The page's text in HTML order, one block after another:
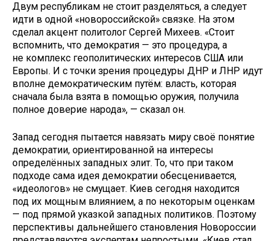
Двум республикам не стоит разделяться, а следует
идти в одной «новороссийской» связке. На этом
сделал акцент политолог Сергей Михеев. «Стоит
вспомнить, что демократия — это процедура, а
не комплекс геополитических интересов США или
Европы. И с точки зрения процедуры ДНР и ЛНР идут
вполне демократическим путём: власть, которая
сначала была взята в помощью оружия, получила
полное доверие народа», — сказал он.
Запад сегодня пытается навязать миру своё понятие
демократии, ориентированной на интересы
определённых западных элит. То, что при таком
подходе сама идея демократии обесценивается,
«идеологов» не смущает. Киев сегодня находится
под их мощным влиянием, а по некоторым оценкам
— под прямой указкой западных политиков. Поэтому
перспективы дальнейшего становления Новороссии